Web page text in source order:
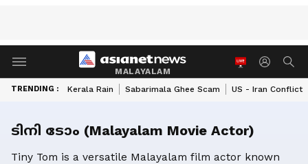
MALAYALAM
TRENDING : Kerala Rain Sabarimala Ghee Scam US - Iran Conflict
ടിനി ടോം (Malayalam Movie Actor)
Tiny Tom is a versatile Malayalam film actor known